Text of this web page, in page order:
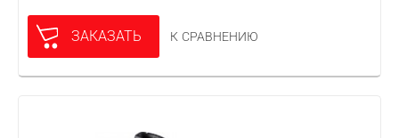
ЗАКАЗАТЬ К СРАВНЕНИЮ